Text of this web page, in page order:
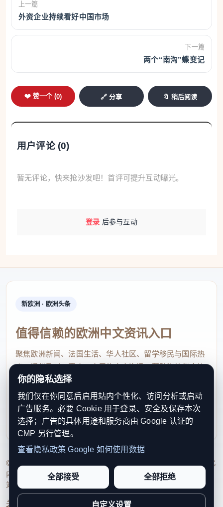
重大工程方面，“以平陆运河、三峡水运新通道为代表
的一批标志性水运工程正加快推进。此外，四川岷江
航电综合开发项目、乌江白马航电枢纽工程等其他重
大水运项目也在有序推进。”交通运输部水运局局长杨
华雄表示，“十五五”时期，全国内河水运建设将进一
步加快。
末，预计我国自动化码头将超过90座，万吨级及以上
泊位将超350个。各类智能装卸、水平运输设备规模
级”规模化数智港区。
绍，实施一批标志性工程，打造智能船舶交管系统、
数量。
表示，加快构建空中高效救助体系、水面救捞船舶体
应急保障能力。到“十五五”末，我国海上专业救助打
捞队伍在沿海离岸100海里内应急抵达时间小于90分
15万吨。
今年7月11日是第二十二个中国航海日，活动主题是
“数智赋能，领航未来”。李兴湖介绍，组委会将在北
京首次以线上线下方式举办主场活动。同时举办救捞
客运航次等活动。（记者 韩 鑫）
《人民日报》（2026年07月01日第04版）
上一篇
外资企业持续看好中国市场
下一篇
两个“南沟”蝶变记
❤️ 赞一个 (0) 🔗 分享 🔖 稍后阅读
用户评论 (0)
暂无评论，快来抢沙发吧！首评可提升互动曝光。
登录 后参与互动
新欧洲 · 欧洲头条
值得信赖的欧洲中文资讯入口
聚焦欧洲新闻、法国生活、华人社区、留学移民与国际热
点，提供及时、真实、实用的中文资讯，帮助海外华人快
速了解欧洲动态。
contact@xinouzhou.com
服务支持、版权与合作：工作日优先处理站务、投稿与权
利通知
© 2026 新欧洲·欧洲头条. All Rights Reserved. 本网站持续优化
内容透明度、联系方式与用户权利说明，以提升品牌信任感和
站点完整度。
关于我们 编辑规范日期归档隐私政策
你的隐私选择
我们仅在你同意后启用站内个性化、访问分析或启动
广告服务。必要 Cookie 用于登录、安全及保存本次
选择；广告的具体用途和服务商由 Google 认证的
CMP 另行管理。
查看隐私政策 Google 如何使用数据
全部接受 全部拒绝
自定义设置